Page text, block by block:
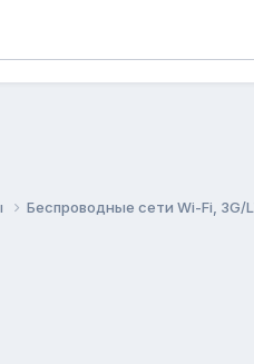
Беспроводные сети Wi-Fi, 3G/